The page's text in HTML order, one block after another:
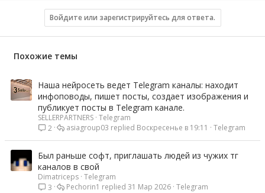
Войдите или зарегистрируйтесь для ответа.
Похожие темы
Наша нейросеть ведет Telegram каналы: находит
инфоповоды, пишет посты, создает изображения и
публикует посты в Telegram канале.
SELLERPARTNERS Telegram
2
Telegram
Воскресенье в 19:11
asiagroup03
Был раньше софт, приглашать людей из чужих тг
каналов в свой
Dimatriceps Telegram
3
Telegram
31 Мар 2026
Pechorin1